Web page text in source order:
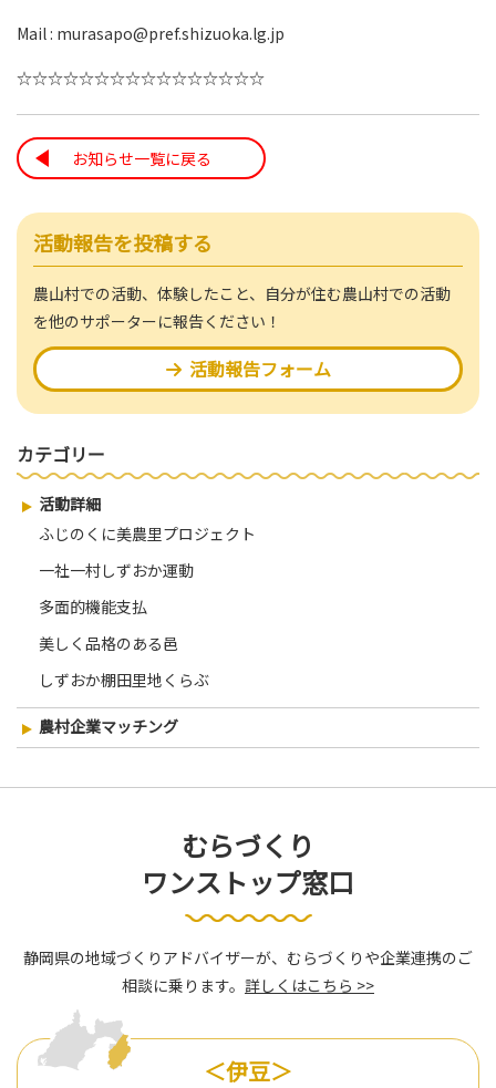
mail : murasapo@pref.shizuoka.lg.jp
☆☆☆☆☆☆☆☆☆☆☆☆☆☆☆☆
お知らせ一覧に戻る
活動報告を投稿する
農山村での活動、体験したこと、自分が住む農山村での活動
を他のサポーターに報告ください！
活動報告フォーム
カテゴリー
活動詳細
ふじのくに美農里プロジェクト
一社一村しずおか運動
多面的機能支払
美しく品格のある邑
しずおか棚田里地くらぶ
農村企業マッチング
むらづくり
ワンストップ窓口
静岡県の地域づくりアドバイザーが、むらづくりや企業連携のご
相談に乗ります。 詳しくはこちら >>
＜伊豆＞